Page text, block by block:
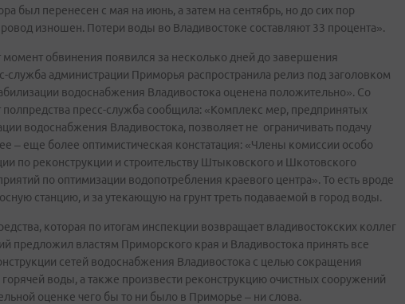
был перенесен с мая на июнь, а затем на сентябрь, но до сих пор
изношен. Потери воды во Владивостоке составляют 33 процента».
обвинения появился за несколько дней до завершения
служба администрации Приморья распространила релиз под заголовком
водоснабжения Владивостока оценена положительно». Со
пресс-служба сообщила: «Комплекс мер, предпринятых
водоснабжения Владивостока, позволяет не ограничивать подачу
– еще более оптимистическая констатация: «Члены комиссии особо
по реконструкции и строительству Штыковского и Шкотовского
по оптимизации водопотребления краевого центра». То есть вроде
станцию, и за утекающую на грунт треть подаваемой в город воды.
которая по итогам инспекции возвращает владивостокских коллег
предложил властям Приморского края и Владивостока принять все
сетей водоснабжения Владивостока с целью сокращения
воды, а также произвести реконструкцию очистных сооружений
оценке чего бы то ни было в Приморье – ни слова.